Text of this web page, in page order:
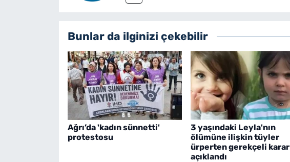
Bunlar da ilginizi çekebilir
Ağrı’da 'kadın sünnetti'
protestosu
3 yaşındaki Leyla'nın
ölümüne ilişkin tüyler
ürperten gerekçeli karar
açıklandı